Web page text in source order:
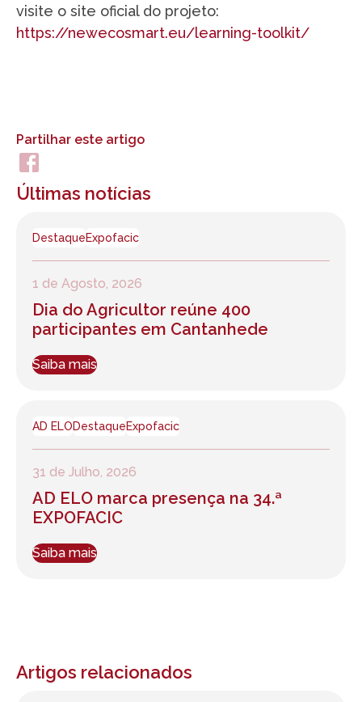
visite o site oficial do projeto:
https://newecosmart.eu/learning-toolkit/
Partilhar este artigo
Últimas notícias
DestaqueExpofacic
1 de Agosto, 2026
Dia do Agricultor reúne 400
participantes em Cantanhede
Saiba mais
AD ELODestaqueExpofacic
31 de Julho, 2026
AD ELO marca presença na 34.ª
EXPOFACIC
Saiba mais
Artigos relacionados